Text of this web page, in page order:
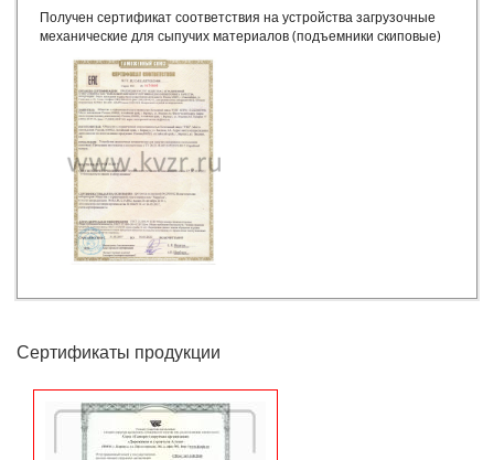
стационарные с погруженными скребками
Выдан ПАТЕНТ на изобретение ОТОПИТЕЛЬНЫЙ КОТЕЛ
Получено свидетельство о допуске к работам
Получен сертификат соответствия
Золотой медалью награжден ООО КЗ «РОСЭНЕРГОПРОМ»
ООО КЗ «РОСЭНЕРГОПРОМ» принимал участие в выставке
СТРОЙСИБ-2010
Получено свидетельство ООО КЗ «РОСЭНЕРГОПРОМ» о
государственной регистрации программы
Выдан ПАТЕНТ ООО КЗ «РОСЭНЕРГОПРОМ» на
изобретение ТОПКА ВОДОГРЕЙНОГО КОТЛА
Выдан международный сертификат ISO 9001:2008 (ГОСТ Р
ООО КЗ «РОСЭНЕРГОПРОМ» получено разрешение
Выдан ПАТЕНТ ООО КЗ «РОСЭНЕРГОПРОМ» на
изобретение ВОДОГРЕЙНЫЙ КОТЕЛ
Выдан ПАТЕНТ ООО КЗ «РОСЭНЕРГОПРОМ» на
изобретение ВОДОГРЕЙНЫЙ ГАЗОВЫЙ КОТЕЛ
Состоялась выставка «Курган: Строительство. Энергетика.
ЖКХ»
Получен сертификат соответствия на устройства загрузочные
механические для сыпучих материалов (подъемники скиповые)
Сертификаты продукции